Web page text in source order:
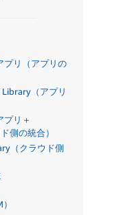
プリ（アプリの
（アプリ
プリ＋
側の統合）
（クラウド側